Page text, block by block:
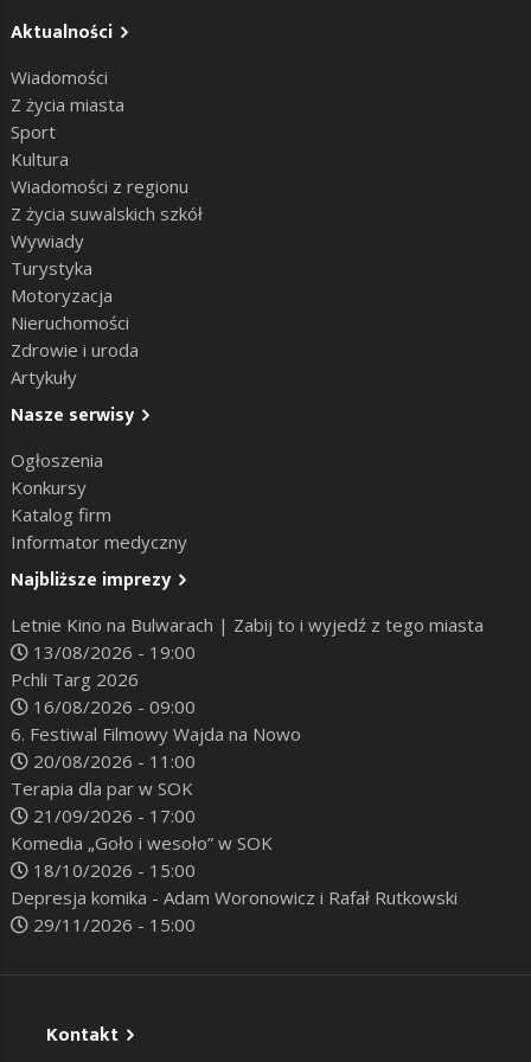
Aktualności
Wiadomości
Z życia miasta
Sport
Kultura
Wiadomości z regionu
Z życia suwalskich szkół
Wywiady
Turystyka
Motoryzacja
Nieruchomości
Zdrowie i uroda
Artykuły
Nasze serwisy
Ogłoszenia
Konkursy
Katalog firm
Informator medyczny
Najbliższe imprezy
Letnie Kino na Bulwarach | Zabij to i wyjedź z tego miasta
13/08/2026 - 19:00
Pchli Targ 2026
16/08/2026 - 09:00
6. Festiwal Filmowy Wajda na Nowo
20/08/2026 - 11:00
Terapia dla par w SOK
21/09/2026 - 17:00
Komedia „Goło i wesoło” w SOK
18/10/2026 - 15:00
Depresja komika - Adam Woronowicz i Rafał Rutkowski
29/11/2026 - 15:00
Kontakt